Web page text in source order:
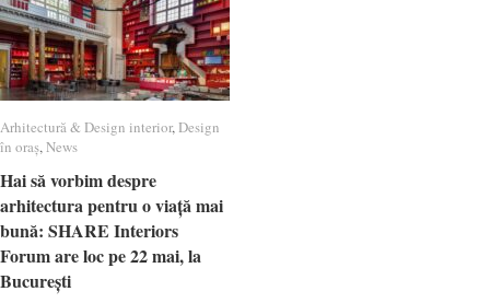
Arhitectură & Design interior,Design
în oraș,News
Hai să vorbim despre
arhitectura pentru o viață mai
bună: SHARE Interiors
Forum are loc pe 22 mai, la
București
Arhitectură & Design interior Design
în oraș News
Hai să vorbim despre
arhitectura pentru o viață mai
bună: SHARE Interiors
Forum are loc pe 22 mai, la
București